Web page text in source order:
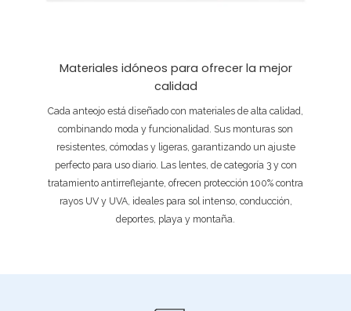
Materiales idóneos para ofrecer la mejor
calidad
Cada anteojo está diseñado con materiales de alta calidad,
combinando moda y funcionalidad. Sus monturas son
resistentes, cómodas y ligeras, garantizando un ajuste
perfecto para uso diario. Las lentes, de categoría 3 y con
tratamiento antirreflejante, ofrecen protección 100% contra
rayos UV y UVA, ideales para sol intenso, conducción,
deportes, playa y montaña.